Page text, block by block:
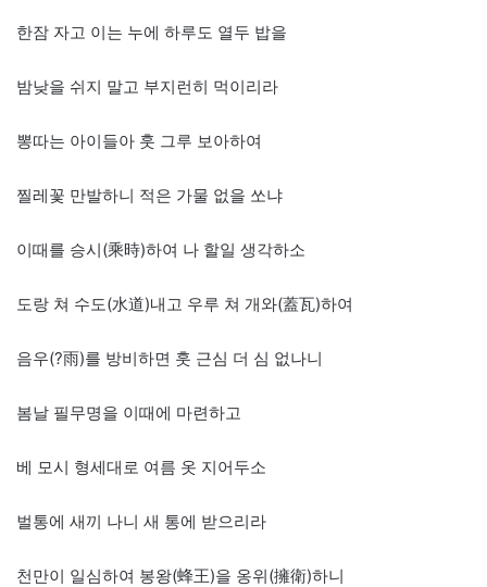
한잠 자고 이는 누에 하루도 열두 밥을
밤낮을 쉬지 말고 부지런히 먹이리라
뽕따는 아이들아 훗 그루 보아하여
찔레꽃 만발하니 적은 가물 없을 쏘냐
이때를 승시(乘時)하여 나 할일 생각하소
도랑 쳐 수도(水道)내고 우루 쳐 개와(蓋瓦)하여
음우(?雨)를 방비하면 훗 근심 더 심 없나니
봄날 필무명을 이때에 마련하고
베 모시 형세대로 여름 옷 지어두소
벌통에 새끼 나니 새 통에 받으리라
천만이 일심하여 봉왕(蜂王)을 옹위(擁衛)하니